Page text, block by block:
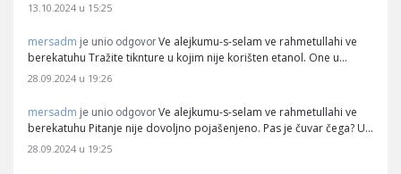
13.10.2024 u 15:25
mersadm je unio odgovor Ve alejkumu-s-selam ve rahmetullahi ve
berekatuhu Tražite tiknture u kojim nije korišten etanol. One u…
28.09.2024 u 19:26
mersadm je unio odgovor Ve alejkumu-s-selam ve rahmetullahi ve
berekatuhu Pitanje nije dovoljno pojašenjeno. Pas je čuvar čega? U…
28.09.2024 u 19:25